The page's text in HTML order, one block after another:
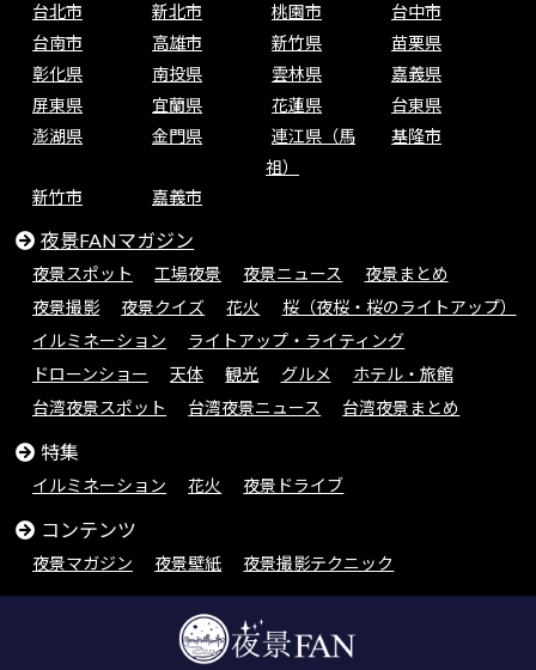
台北市 新北市 桃園市
台中市
台南市
高雄市 新竹県
苗栗県
彰化県
南投県 雲林県
嘉義県
屏東県
宜蘭県 花蓮県
台東県
澎湖県
金門県
連江県（馬
祖）
基隆市
新竹市 嘉義市
夜景FANマガジン
夜景スポット 工場夜景 夜景ニュース
夜景まとめ
夜景撮影
夜景クイズ 花火
桜（夜桜・桜のライトアップ）
イルミネーション
ライトアップ・ライティング
ドローンショー
天体 観光 グルメ
ホテル・旅館
台湾夜景スポット
台湾夜景ニュース 台湾夜景まとめ
特集
イルミネーション 花火 夜景ドライブ
コンテンツ
夜景マガジン 夜景壁紙 夜景撮影テクニック